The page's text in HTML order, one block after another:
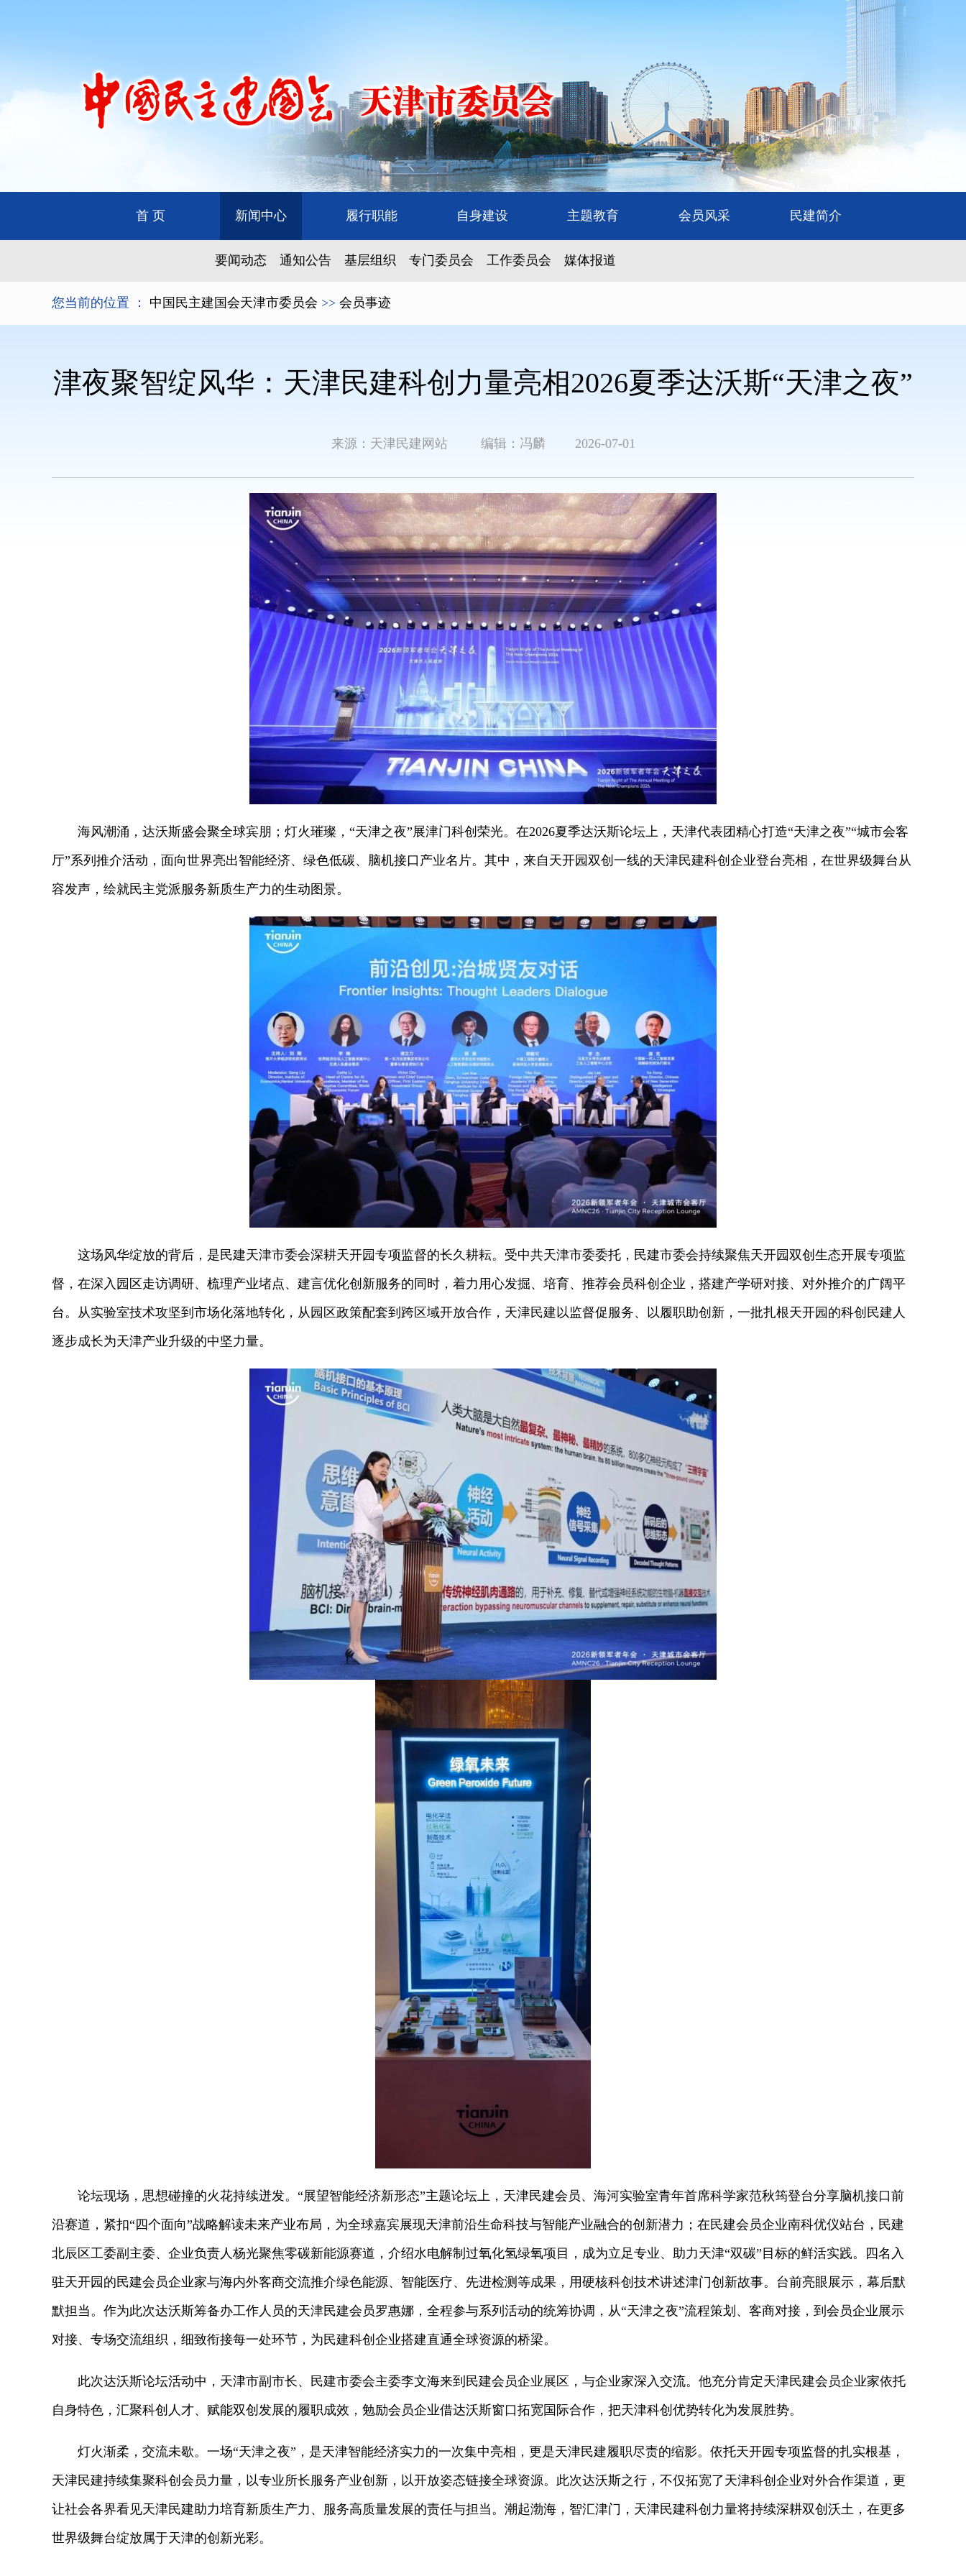
首 页 新闻中心 履行职能 自身建设 主题教育 会员风采 民建简介
要闻动态 通知公告 基层组织 专门委员会 工作委员会 媒体报道
您当前的位置 ： 中国民主建国会天津市委员会 >> 会员事迹
津夜聚智绽风华：天津民建科创力量亮相2026夏季达沃斯“天津之夜”
来源：天津民建网站 编辑：冯麟 2026-07-01
海风潮涌，达沃斯盛会聚全球宾朋；灯火璀璨，“天津之夜”展津门科创荣光。在2026夏季达沃斯论坛上，天津代表团精心打造“天津之夜”“城市会客
厅”系列推介活动，面向世界亮出智能经济、绿色低碳、脑机接口产业名片。其中，来自天开园双创一线的天津民建科创企业登台亮相，在世界级舞台从
容发声，绘就民主党派服务新质生产力的生动图景。
这场风华绽放的背后，是民建天津市委会深耕天开园专项监督的长久耕耘。受中共天津市委委托，民建市委会持续聚焦天开园双创生态开展专项监
督，在深入园区走访调研、梳理产业堵点、建言优化创新服务的同时，着力用心发掘、培育、推荐会员科创企业，搭建产学研对接、对外推介的广阔平
台。从实验室技术攻坚到市场化落地转化，从园区政策配套到跨区域开放合作，天津民建以监督促服务、以履职助创新，一批扎根天开园的科创民建人
逐步成长为天津产业升级的中坚力量。
论坛现场，思想碰撞的火花持续迸发。“展望智能经济新形态”主题论坛上，天津民建会员、海河实验室青年首席科学家范秋筠登台分享脑机接口前
沿赛道，紧扣“四个面向”战略解读未来产业布局，为全球嘉宾展现天津前沿生命科技与智能产业融合的创新潜力；在民建会员企业南科优仪站台，民建
北辰区工委副主委、企业负责人杨光聚焦零碳新能源赛道，介绍水电解制过氧化氢绿氧项目，成为立足专业、助力天津“双碳”目标的鲜活实践。四名入
驻天开园的民建会员企业家与海内外客商交流推介绿色能源、智能医疗、先进检测等成果，用硬核科创技术讲述津门创新故事。台前亮眼展示，幕后默
默担当。作为此次达沃斯筹备办工作人员的天津民建会员罗惠娜，全程参与系列活动的统筹协调，从“天津之夜”流程策划、客商对接，到会员企业展示
对接、专场交流组织，细致衔接每一处环节，为民建科创企业搭建直通全球资源的桥梁。
此次达沃斯论坛活动中，天津市副市长、民建市委会主委李文海来到民建会员企业展区，与企业家深入交流。他充分肯定天津民建会员企业家依托
自身特色，汇聚科创人才、赋能双创发展的履职成效，勉励会员企业借达沃斯窗口拓宽国际合作，把天津科创优势转化为发展胜势。
灯火渐柔，交流未歇。一场“天津之夜”，是天津智能经济实力的一次集中亮相，更是天津民建履职尽责的缩影。依托天开园专项监督的扎实根基，
天津民建持续集聚科创会员力量，以专业所长服务产业创新，以开放姿态链接全球资源。此次达沃斯之行，不仅拓宽了天津科创企业对外合作渠道，更
让社会各界看见天津民建助力培育新质生产力、服务高质量发展的责任与担当。潮起渤海，智汇津门，天津民建科创力量将持续深耕双创沃土，在更多
世界级舞台绽放属于天津的创新光彩。